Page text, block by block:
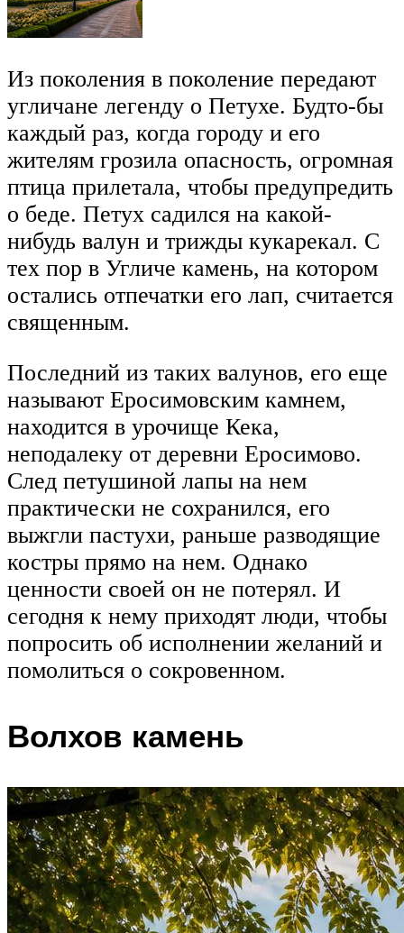
Из поколения в поколение передают
угличане легенду о Петухе. Будто-бы
каждый раз, когда городу и его
жителям грозила опасность, огромная
птица прилетала, чтобы предупредить
о беде. Петух садился на какой-
нибудь валун и трижды кукарекал. С
тех пор в Угличе камень, на котором
остались отпечатки его лап, считается
священным.
Последний из таких валунов, его еще
называют Еросимовским камнем,
находится в урочище Кека,
неподалеку от деревни Еросимово.
След петушиной лапы на нем
практически не сохранился, его
выжгли пастухи, раньше разводящие
костры прямо на нем. Однако
ценности своей он не потерял. И
сегодня к нему приходят люди, чтобы
попросить об исполнении желаний и
помолиться о сокровенном.
Волхов камень